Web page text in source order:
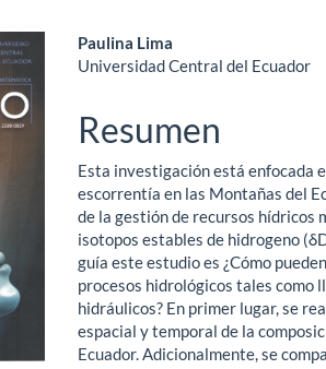
Contenido
del
artículo
Paulina Lima
Universidad Central del Ecuador
Resumen
Esta investigación está enfocada
escorrentía en las Montañas del
de la gestión de recursos hídricos
isotopos estables de hidrogeno
guía este estudio es ¿Cómo
procesos hidrológicos tales como
hidráulicos? En primer lugar, se
espacial y temporal de la
Ecuador. Adicionalmente, se